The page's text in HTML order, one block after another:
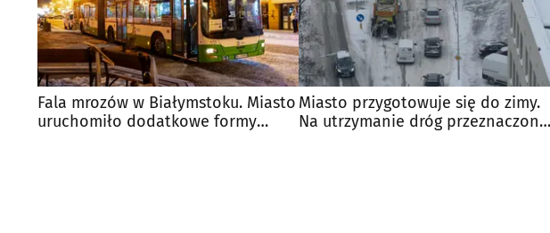
Fala mrozów w Białymstoku. Miasto
uruchomiło dodatkowe formy
Miasto przygotowuje się do zimy.
Na utrzymanie dróg przeznaczono